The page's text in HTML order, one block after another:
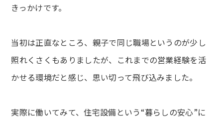
きっかけです。
当初は正直なところ、親子で同じ職場というのが少し
照れくさくもありましたが、これまでの営業経験を活
かせる環境だと感じ、思い切って飛び込みました。
実際に働いてみて、住宅設備という“暮らしの安心”に